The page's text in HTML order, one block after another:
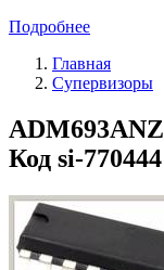
Подробнее
Главная
Супервизоры
Код si-770444